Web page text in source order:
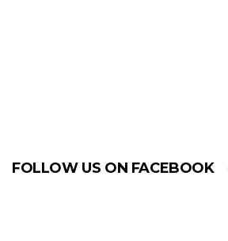
FOLLOW US ON FACEBOOK